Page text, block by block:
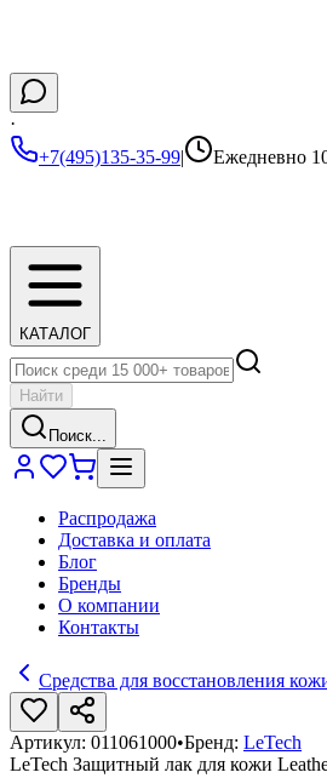
·
+7(495)135-35-99| Ежедневно
КАТАЛОГ
Найти
Поиск...
Распродажа
Доставка и оплата
Блог
Бренды
О компании
Контакты
Средства для восстановления
Артикул: 011061000•Бренд: LeTech
LeTech Защитный лак для кожи